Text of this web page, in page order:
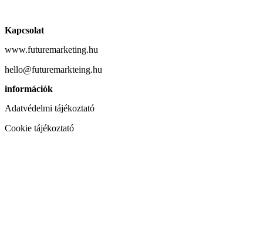
Kapcsolat
www.futuremarketing.hu
hello@futuremarkteing.hu
információk
Adatvédelmi tájékoztató
Cookie tájékoztató